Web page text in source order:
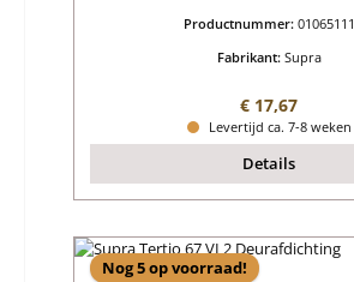
Productnummer: 01065111
Fabrikant: Supra
Normale prijs:
€ 17,67
Levertijd ca. 7-8 weken
Details
Nog 5 op voorraad!